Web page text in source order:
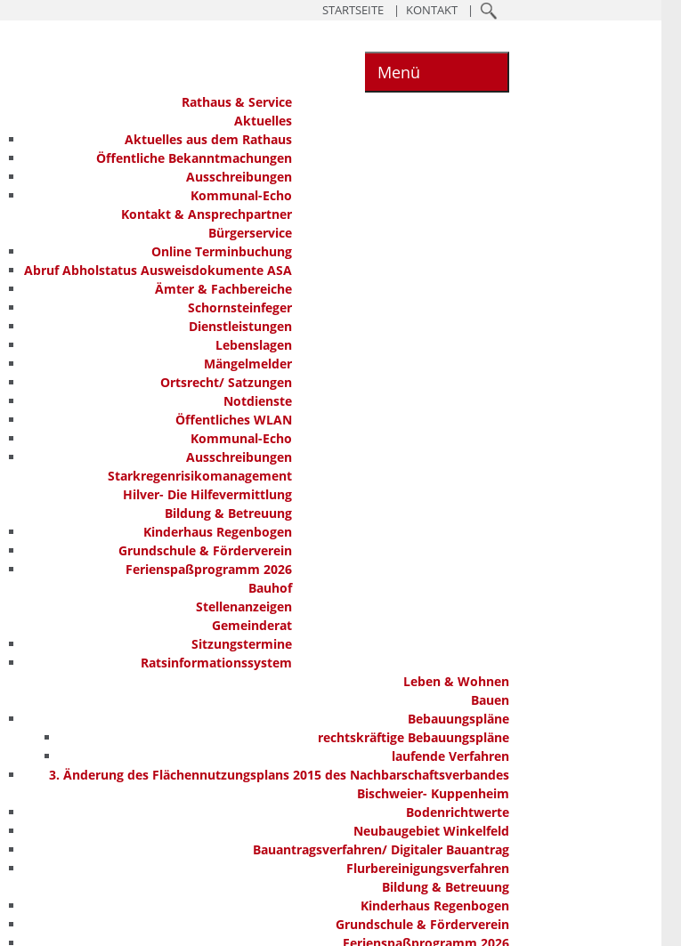
STARTSEITE KONTAKT
Menü
Rathaus & Service
Aktuelles
Aktuelles aus dem Rathaus
Öffentliche Bekanntmachungen
Ausschreibungen
Kommunal-Echo
Kontakt & Ansprechpartner
Bürgerservice
Online Terminbuchung
Abruf Abholstatus Ausweisdokumente ASA
Ämter & Fachbereiche
Schornsteinfeger
Dienstleistungen
Lebenslagen
Mängelmelder
Ortsrecht/ Satzungen
Notdienste
Öffentliches WLAN
Kommunal-Echo
Ausschreibungen
Starkregenrisikomanagement
Hilver- Die Hilfevermittlung
Bildung & Betreuung
Kinderhaus Regenbogen
Grundschule & Förderverein
Ferienspaßprogramm 2026
Bauhof
Stellenanzeigen
Gemeinderat
Sitzungstermine
Ratsinformationssystem
Leben & Wohnen
Bauen
Bebauungspläne
rechtskräftige Bebauungspläne
laufende Verfahren
3. Änderung des Flächennutzungsplans 2015 des Nachbarschaftsverbandes
Bischweier- Kuppenheim
Bodenrichtwerte
Neubaugebiet Winkelfeld
Bauantragsverfahren/ Digitaler Bauantrag
Flurbereinigungsverfahren
Bildung & Betreuung
Kinderhaus Regenbogen
Grundschule & Förderverein